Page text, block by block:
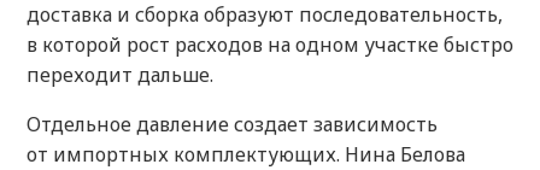
доставка и сборка образуют последовательность,
в которой рост расходов на одном участке быстро
переходит дальше.
Отдельное давление создает зависимость
от импортных комплектующих. Нина Белова